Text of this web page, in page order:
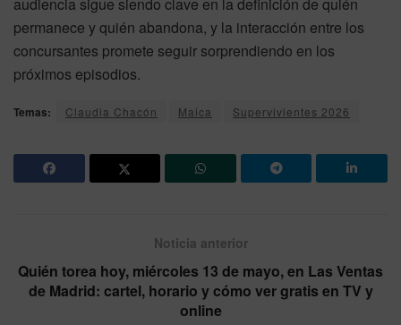
permanece y quién abandona, y la interacción entre los
concursantes promete seguir sorprendiendo en los
próximos episodios.
Temas: Claudia Chacón Maica Supervivientes 2026
Noticia anterior
Quién torea hoy, miércoles 13 de mayo, en Las Ventas
de Madrid: cartel, horario y cómo ver gratis en TV y
online